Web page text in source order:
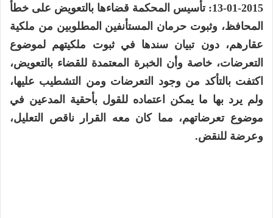
2015-01-13: تأسيس المحكمة قضاءها بالتعويض على خطأ
المحافظ، وثبوت حرمان المستأنفين المطلوبين من ملكية
عقارهم، دون تبيان سندها في ثبوت ملكيتهم لموضوع
التعرضات، خاصة وأن الخبرة المعتمدة للقضاء بالتعويض،
اكتفت بالتأكد من وجود التعرضات ومن التشطيب عليها،
ولم يرد بها ما يمكن اعتماده للقول بأحقية المدعين في
موضوع تعرضاتهم، مما كان معه القرار ناقص التعليل،
وعرضة للنقض.